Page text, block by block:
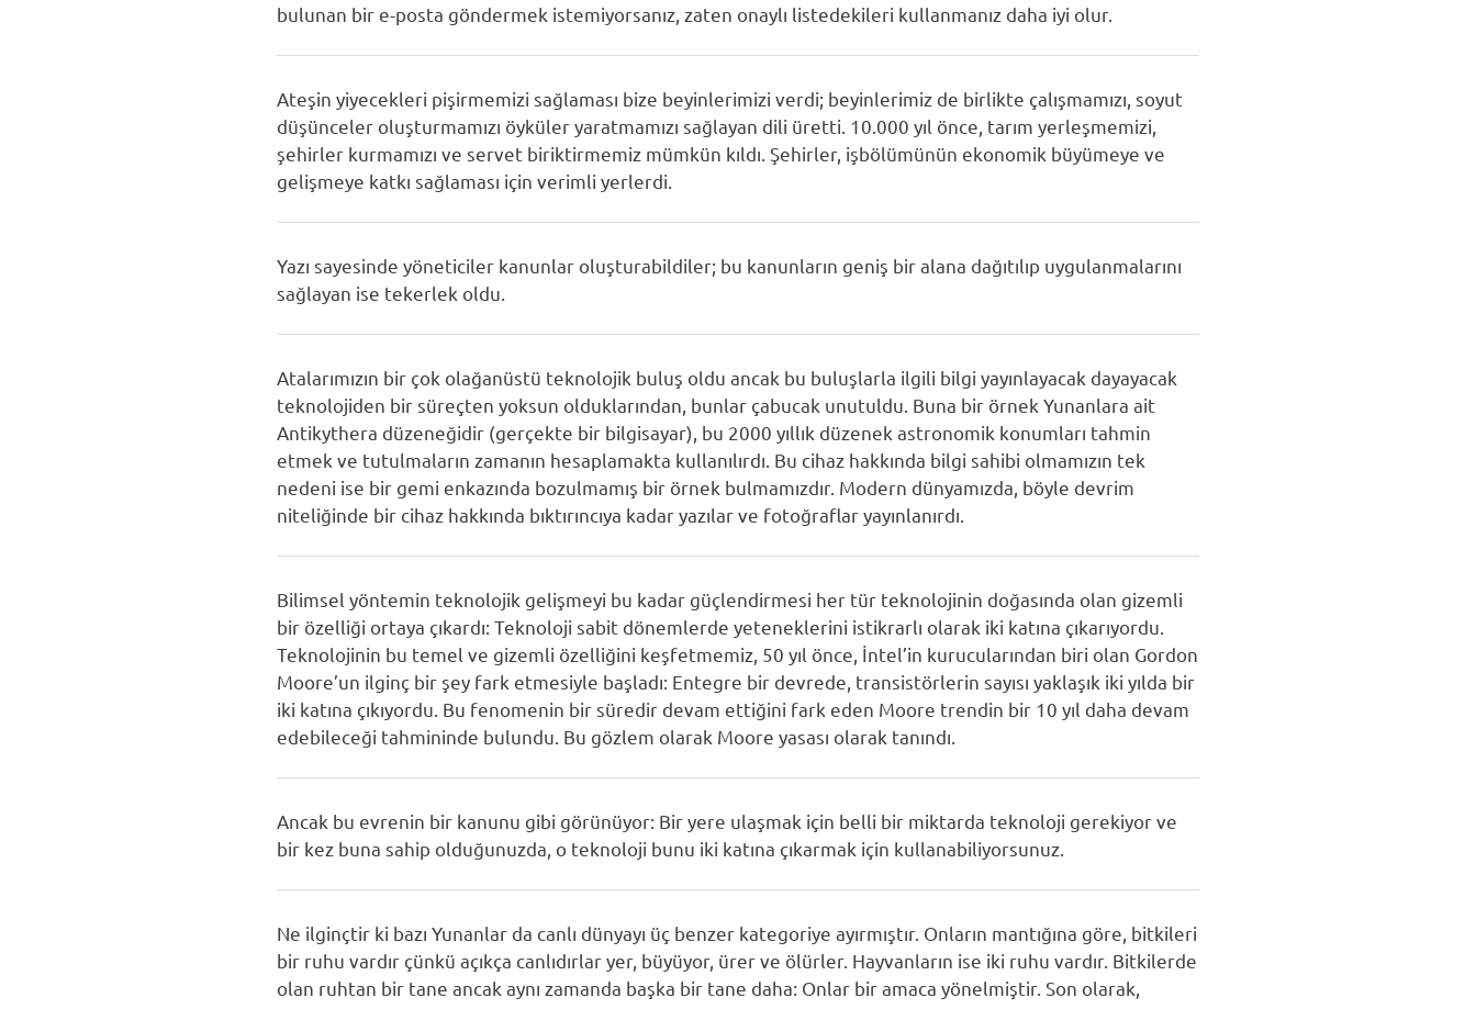
bulunan bir e-posta göndermek istemiyorsanız, zaten onaylı listedekileri kullanmanız daha iyi olur.
Ateşin yiyecekleri pişirmemizi sağlaması bize beyinlerimizi verdi; beyinlerimiz de birlikte çalışmamızı, soyut
düşünceler oluşturmamızı öyküler yaratmamızı sağlayan dili üretti. 10.000 yıl önce, tarım yerleşmemizi,
şehirler kurmamızı ve servet biriktirmemiz mümkün kıldı. Şehirler, işbölümünün ekonomik büyümeye ve
gelişmeye katkı sağlaması için verimli yerlerdi.
Yazı sayesinde yöneticiler kanunlar oluşturabildiler; bu kanunların geniş bir alana dağıtılıp uygulanmalarını
sağlayan ise tekerlek oldu.
Atalarımızın bir çok olağanüstü teknolojik buluş oldu ancak bu buluşlarla ilgili bilgi yayınlayacak dayayacak
teknolojiden bir süreçten yoksun olduklarından, bunlar çabucak unutuldu. Buna bir örnek Yunanlara ait
Antikythera düzeneğidir (gerçekte bir bilgisayar), bu 2000 yıllık düzenek astronomik konumları tahmin
etmek ve tutulmaların zamanın hesaplamakta kullanılırdı. Bu cihaz hakkında bilgi sahibi olmamızın tek
nedeni ise bir gemi enkazında bozulmamış bir örnek bulmamızdır. Modern dünyamızda, böyle devrim
niteliğinde bir cihaz hakkında bıktırıncıya kadar yazılar ve fotoğraflar yayınlanırdı.
Bilimsel yöntemin teknolojik gelişmeyi bu kadar güçlendirmesi her tür teknolojinin doğasında olan gizemli
bir özelliği ortaya çıkardı: Teknoloji sabit dönemlerde yeteneklerini istikrarlı olarak iki katına çıkarıyordu.
Teknolojinin bu temel ve gizemli özelliğini keşfetmemiz, 50 yıl önce, İntel’in kurucularından biri olan Gordon
Moore’un ilginç bir şey fark etmesiyle başladı: Entegre bir devrede, transistörlerin sayısı yaklaşık iki yılda bir
iki katına çıkıyordu. Bu fenomenin bir süredir devam ettiğini fark eden Moore trendin bir 10 yıl daha devam
edebileceği tahmininde bulundu. Bu gözlem olarak Moore yasası olarak tanındı.
Ancak bu evrenin bir kanunu gibi görünüyor: Bir yere ulaşmak için belli bir miktarda teknoloji gerekiyor ve
bir kez buna sahip olduğunuzda, o teknoloji bunu iki katına çıkarmak için kullanabiliyorsunuz.
Ne ilginçtir ki bazı Yunanlar da canlı dünyayı üç benzer kategoriye ayırmıştır. Onların mantığına göre, bitkileri
bir ruhu vardır çünkü açıkça canlıdırlar yer, büyüyor, ürer ve ölürler. Hayvanların ise iki ruhu vardır. Bitkilerde
olan ruhtan bir tane ancak aynı zamanda başka bir tane daha: Onlar bir amaca yönelmiştir. Son olarak,